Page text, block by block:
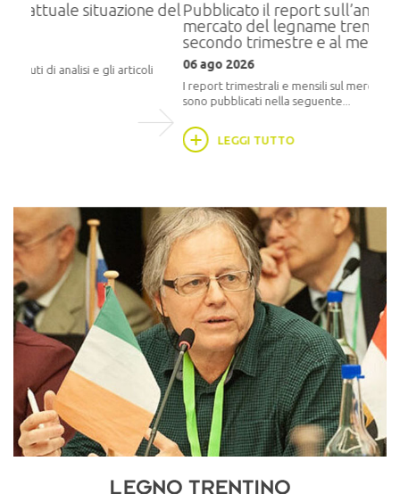
del
e gli articoli
Pubblicato il report sull’andamento del
mercato del legname trentino relativo al
secondo trimestre e al mese di luglio 2026
06 ago 2026
I report trimestrali e mensili sul mercato del legno in
sono pubblicati nella seguente...
LEGGI TUTTO